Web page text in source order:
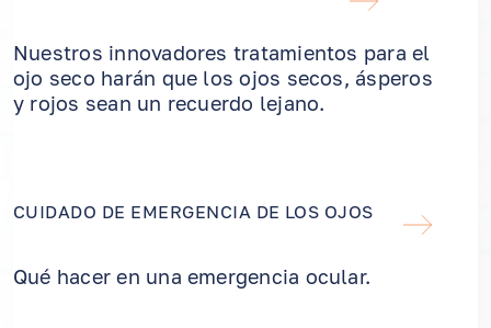
Nuestros innovadores tratamientos para el
ojo seco harán que los ojos secos, ásperos
y rojos sean un recuerdo lejano.
CUIDADO DE EMERGENCIA DE LOS OJOS
Qué hacer en una emergencia ocular.